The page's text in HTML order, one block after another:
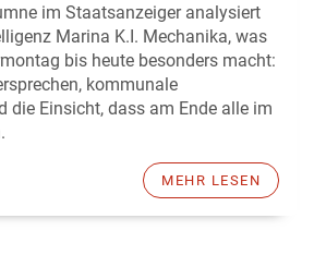
im Staatsanzeiger analysiert
Marina K.I. Mechanika, was
bis heute besonders macht:
kommunale
die Einsicht, dass am Ende alle im
MEHR LESEN